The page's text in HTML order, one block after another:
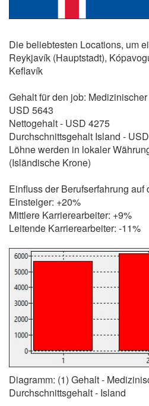
Die beliebtesten Locations, um
Reykjavík (Hauptstadt),
Keflavík
Gehalt für den job:
USD 5643
Nettogehalt - USD 4275
Durchschnittsgehalt Island -
Löhne werden in lokaler
(Isländische Krone)
Einfluss der Berufserfahrung auf
Einsteiger: +20%
Mittlere Karrierearbeiter: +9%
Leitende Karrierearbeiter: -11%
Diagramm: (1) Gehalt -
Durchschnittsgehalt - Island